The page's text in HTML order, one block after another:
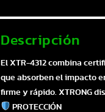
Descripción
El XTR-4312 combina
que absorben el impacto
firme y rápido. XTRONG
PROTECCIÓN